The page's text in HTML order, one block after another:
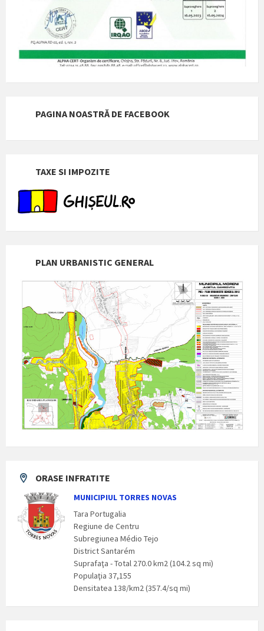
PAGINA NOASTRĂ DE FACEBOOK
TAXE SI IMPOZITE
PLAN URBANISTIC GENERAL
ORASE INFRATITE
MUNICIPIUL TORRES NOVAS
Tara Portugalia
Regiune de Centru
Subregiunea Médio Tejo
District Santarém
Suprafaţa - Total 270.0 km2 (104.2 sq mi)
Populaţia 37,155
Densitatea 138/km2 (357.4/sq mi)